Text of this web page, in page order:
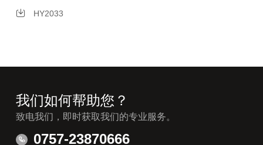
HY2033
我们如何帮助您？
致电我们，即时获取我们的专业服务。
0757-23870666